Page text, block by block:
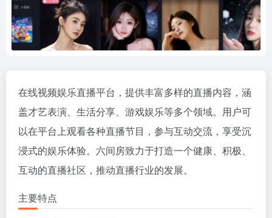
在线视频娱乐直播平台，提供丰富多样的直播内容，涵
盖才艺表演、生活分享、游戏娱乐等多个领域。用户可
以在平台上观看各种直播节目，参与互动交流，享受沉
浸式的娱乐体验。六间房致力于打造一个健康、积极、
互动的直播社区，推动直播行业的发展。
主要特点